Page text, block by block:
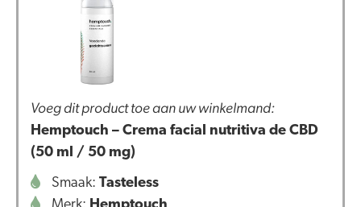
Voeg dit product toe aan uw winkelmand:
Hemptouch – Crema facial nutritiva de CBD
(50 ml / 50 mg)
Smaak: Tasteless